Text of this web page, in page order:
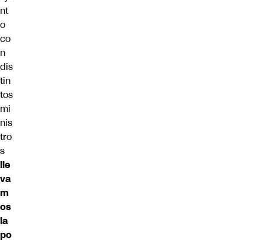
nt
o
co
n
dis
tin
tos
mi
nis
tro
s
lle
va
m
os
la
po